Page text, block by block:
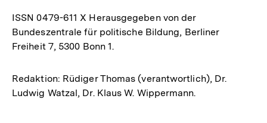
ISSN 0479-611 X Herausgegeben von der
Bundeszentrale für politische Bildung, Berliner
Freiheit 7, 5300 Bonn 1.
Redaktion: Rüdiger Thomas (verantwortlich), Dr.
Ludwig Watzal, Dr. Klaus W. Wippermann.